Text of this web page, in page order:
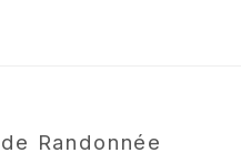
Randonnée